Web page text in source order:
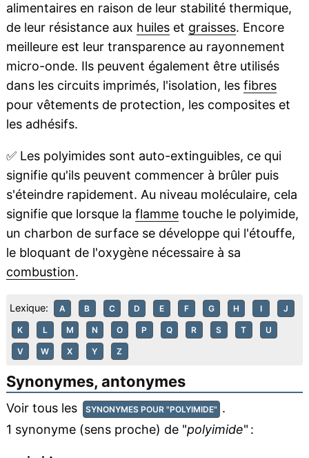
alimentaires en raison de leur stabilité thermique,
de leur résistance aux huileset graisses. Encore
meilleure est leur transparence au rayonnement
micro-onde. Ils peuvent également être utilisés
dans les circuits imprimés, l'isolation, les fibres
pour vêtements de protection, les composites et
les adhésifs.
✅Les polyimides sont auto-extinguibles, ce qui
signifie qu'ils peuvent commencer à brûler puis
s'éteindre rapidement. Au niveau moléculaire, cela
signifie que lorsque la flammetouche le polyimide,
un charbon de surface se développe qui l'étouffe,
le bloquant de l'oxygène nécessaire à sa
combustion.
Lexique: A B C D E F G H I J
K L M N O P Q R S T U
V W X Y Z
Synonymes, antonymes
Voir tous les SYNONYMES POUR "POLYIMIDE" .
1 synonyme (sens proche) de "polyimide" :